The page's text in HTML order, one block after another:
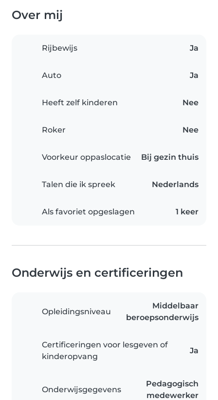
Over mij
Rijbewijs Ja
Auto Ja
Heeft zelf kinderen Nee
Roker Nee
Voorkeur oppaslocatie Bij gezin thuis
Talen die ik spreek Nederlands
Als favoriet opgeslagen 1 keer
Onderwijs en certificeringen
Opleidingsniveau
Middelbaar
beroepsonderwijs
Certificeringen voor lesgeven of
kinderopvang
Ja
Onderwijsgegevens
Pedagogisch
medewerker